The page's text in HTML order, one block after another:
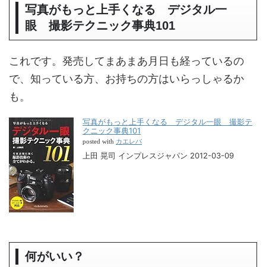
写真がもっと上手くなる デジタル一
眼 撮影テクニック事典101
これです。発売してまあまあ月日も経っているの
で、知っている方、お持ちの方はいらっしゃるか
も。
写真がもっと上手くなる デジタル一眼 撮影テ
クニック事典101
posted with カエレバ
上田 晃司 インプレスジャパン 2012-03-09
何がいい？